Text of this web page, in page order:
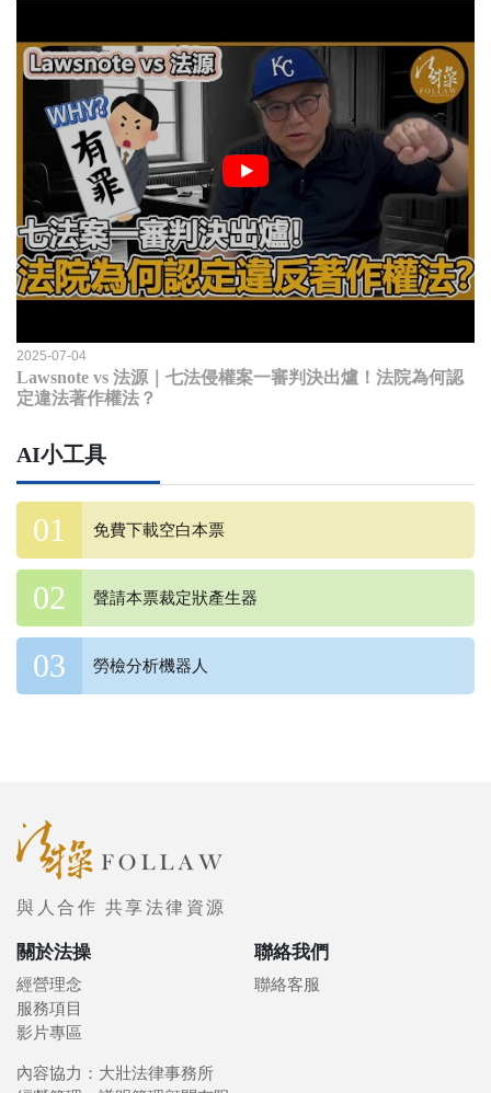
2025-07-04
Lawsnote vs 法源｜七法侵權案一審判決出爐！法院為何認
定違法著作權法？
AI小工具
免費下載空白本票
聲請本票裁定狀產生器
勞檢分析機器人
與人合作 共享法律資源
關於法操
經營理念
服務項目
影片專區
聯絡我們
聯絡客服
內容協力：大壯法律事務所